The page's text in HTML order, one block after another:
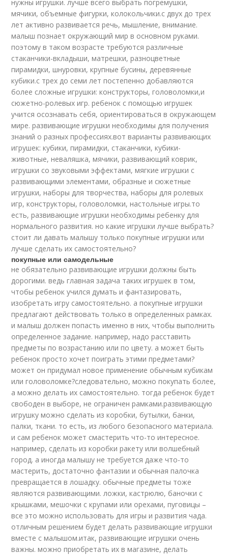
нужны игрушки. лучше всего выбрать погремушки,
мячики, объемные фигурки, колокольчики.с двух до трех
лет активно развивается речь, мышление, внимание.
малыш познает окружающий мир в основном руками.
поэтому в таком возрасте требуются различные
стаканчики-вкладыши, матрешки, разноцветные
пирамидки, шнуровки, крупные бусины, деревянные
кубики.с трех до семи лет постепенно добавляются
более сложные игрушки: конструкторы, головоломки,и
сюжетно-ролевых игр. ребенок с помощью игрушек
учится осознавать себя, ориентироваться в окружающем
мире. развивающие игрушки необходимы для получения
знаний о разных профессиях.вот варианты развивающих
игрушек: кубики, пирамидки, стаканчики, кубики-
животные, неваляшка, мячики, развивающий коврик,
игрушки со звуковыми эффектами, мягкие игрушки с
развивающими элементами, образные и сюжетные
игрушки, наборы для творчества, наборы для ролевых
игр, конструкторы, головоломки, настольные игры.то
есть, развивающие игрушки необходимы ребенку для
нормального развития. но какие игрушки лучше выбрать?
стоит ли давать малышу только покупные игрушки или
лучше сделать их самостоятельно?
покупные или самодельные
не обязательно развивающие игрушки должны быть
дорогими. ведь главная задача таких игрушек в том,
чтобы ребенок учился думать и фантазировать,
изобретать игру самостоятельно. а покупные игрушки
предлагают действовать только в определенных рамках.
и малыш должен попасть именно в них, чтобы выполнить
определенное задание. например, надо расставить
предметы по возрастанию или по цвету. а может быть
ребенок просто хочет поиграть этими предметами?
может он придумал новое применение обычным кубикам
или головоломке?следовательно, можно покупать более,
а можно делать их самостоятельно. тогда ребенок будет
свободен в выборе, не ограничен рамками.развивающую
игрушку можно сделать из коробки, бутылки, банки,
палки, ткани. то есть, из любого безопасного материала.
и сам ребенок может смастерить что-то интересное.
например, сделать из коробки ракету или волшебный
город. а иногда малышу не требуется даже что-то
мастерить, достаточно фантазии и обычная палочка
превращается в лошадку. обычные предметы тоже
являются развивающими. ложки, кастрюлю, баночки с
крышками, мешочки с крупами или орехами, пуговицы –
все это можно использовать для игры и развития чада.
отличным решением будет делать развивающие игрушки
вместе с малышом.итак, развивающие игрушки очень
важны. можно приобретать их в магазине, делать